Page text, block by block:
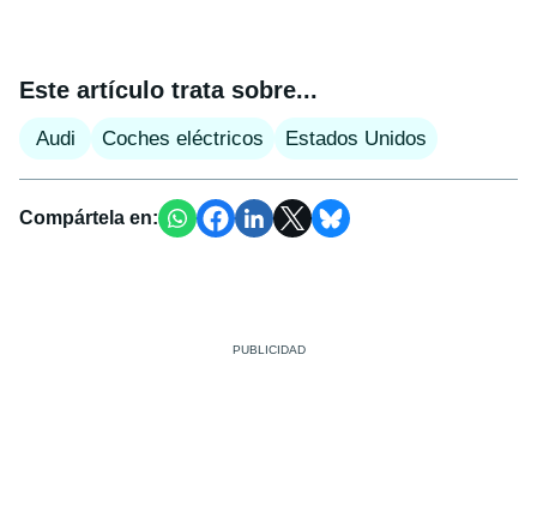
Este artículo trata sobre...
Audi Coches eléctricos Estados Unidos
Compártela en: